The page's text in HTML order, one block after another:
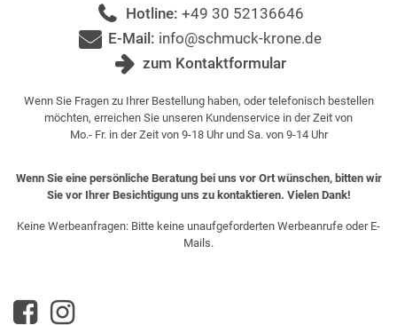
Hotline: +49 30 52136646
E-Mail: info@schmuck-krone.de
zum Kontaktformular
Wenn Sie Fragen zu Ihrer Bestellung haben, oder telefonisch bestellen
möchten, erreichen Sie unseren Kundenservice in der Zeit von
Mo.- Fr. in der Zeit von 9-18 Uhr und Sa. von 9-14 Uhr
Wenn Sie eine persönliche Beratung bei uns vor Ort wünschen, bitten wir
Sie vor Ihrer Besichtigung uns zu kontaktieren. Vielen Dank!
Keine Werbeanfragen: Bitte keine unaufgeforderten Werbeanrufe oder E-
Mails.